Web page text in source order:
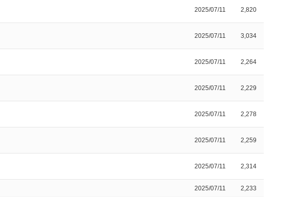
2025/07/11 2,820
2025/07/11 3,034
2025/07/11 2,264
2025/07/11 2,229
2025/07/11 2,278
2025/07/11 2,259
2025/07/11 2,314
2025/07/11 2,233